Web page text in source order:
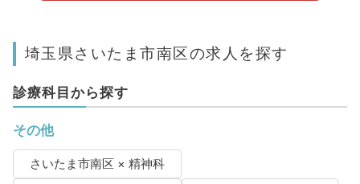
埼玉県さいたま市南区の求人を探す
診療科目から探す
その他
さいたま市南区 × 精神科